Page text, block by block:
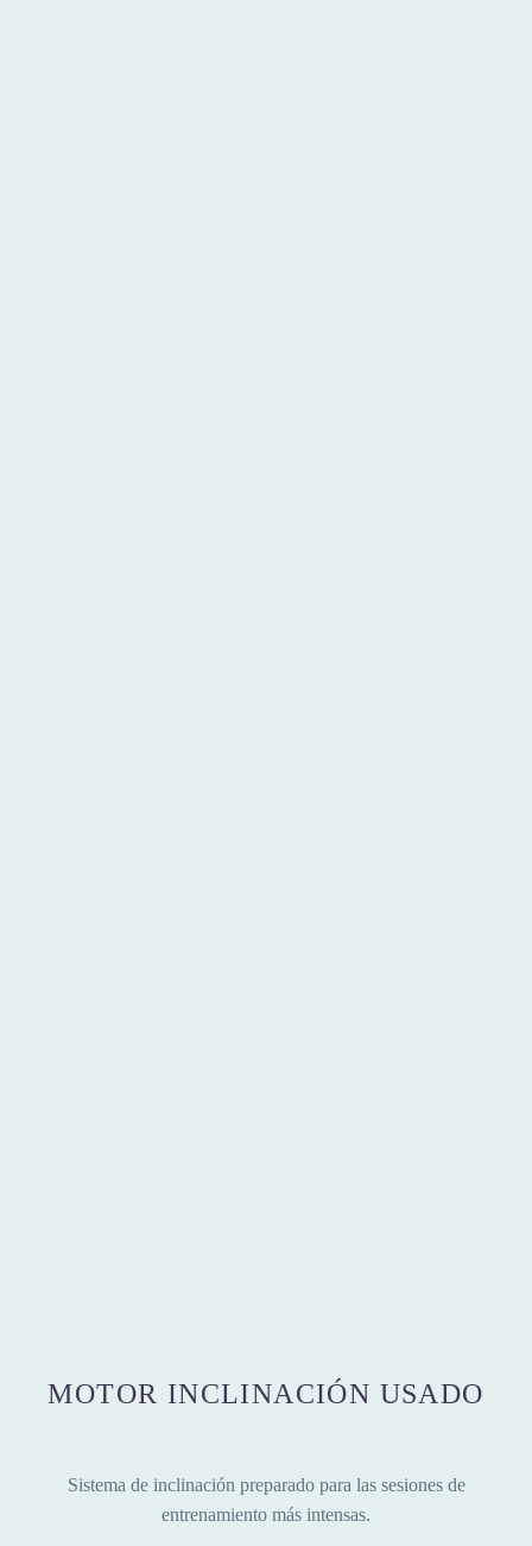
MOTOR INCLINACIÓN USADO
Sistema de inclinación preparado para las sesiones de
entrenamiento más intensas.